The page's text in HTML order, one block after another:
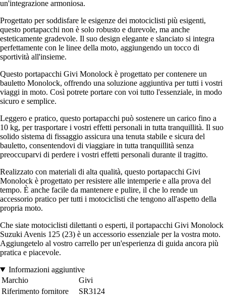
un'integrazione armoniosa.
Progettato per soddisfare le esigenze dei motociclisti più esigenti,
questo portapacchi non è solo robusto e durevole, ma anche
esteticamente gradevole. Il suo design elegante e slanciato si integra
perfettamente con le linee della moto, aggiungendo un tocco di
sportività all'insieme.
Questo portapacchi Givi Monolock è progettato per contenere un
bauletto Monolock, offrendo una soluzione aggiuntiva per tutti i vostri
viaggi in moto. Così potrete portare con voi tutto l'essenziale, in modo
sicuro e semplice.
Leggero e pratico, questo portapacchi può sostenere un carico fino a
10 kg, per trasportare i vostri effetti personali in tutta tranquillità. Il suo
solido sistema di fissaggio assicura una tenuta stabile e sicura del
bauletto, consentendovi di viaggiare in tutta tranquillità senza
preoccuparvi di perdere i vostri effetti personali durante il tragitto.
Realizzato con materiali di alta qualità, questo portapacchi Givi
Monolock è progettato per resistere alle intemperie e alla prova del
tempo. È anche facile da mantenere e pulire, il che lo rende un
accessorio pratico per tutti i motociclisti che tengono all'aspetto della
propria moto.
Che siate motociclisti dilettanti o esperti, il portapacchi Givi Monolock
Suzuki Avenis 125 (23) è un accessorio essenziale per la vostra moto.
Aggiungetelo al vostro carrello per un'esperienza di guida ancora più
pratica e piacevole.
Informazioni aggiuntive
Marchio
Givi
Riferimento fornitore
SR3124